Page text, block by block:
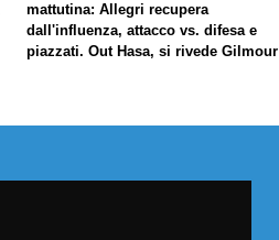
mattutina: Allegri recupera
dall'influenza, attacco vs. difesa e
piazzati. Out Hasa, si rivede Gilmour